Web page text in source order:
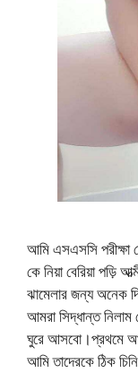
আমি এসএসসি পরীক্ষা
কে নিয়া বেরিয়া পড়ি
ঝামেলার জন্য অনেক
আমরা সিদ্ধান্ত
ঘুরে আসবো।প্রথমে
আমি তাদেরকে ঠিক